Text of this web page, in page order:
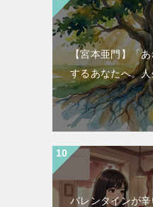
【宮本亜門】「
するあなたへ。
バレンタインが